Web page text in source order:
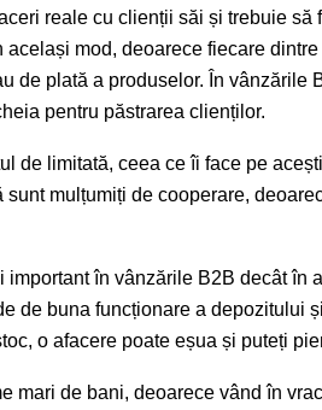
reale cu clienții săi și trebuie să
mod, deoarece fiecare
de plată a produselor. În vânzările
pentru păstrarea clienților.
de limitată, ceea ce îi face pe
mulțumiți de cooperare,
în vânzările B2B decât în
de buna funcționare a depozitului
o afacere poate eșua și puteți
mari de bani, deoarece vând în